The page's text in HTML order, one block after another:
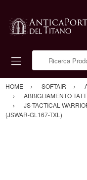
HOME SOFTAIR
ABBIGLIAMENTO
JS-TACTICAL
(JSWAR-GL167-TXL)